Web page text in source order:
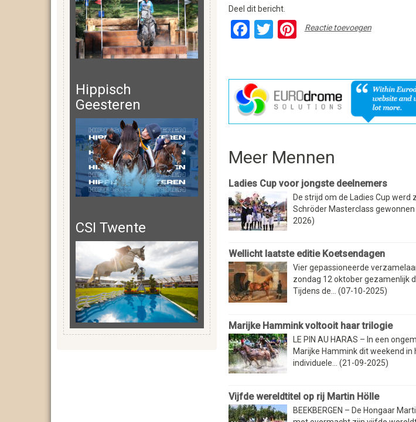
Hippisch
Geesteren
CSI Twente
Deel dit bericht.
Facebook
Twitter
Pinterest
Reactie toevoegen
Meer Mennen
Ladies Cup voor jongste deelnemers
De strijd om de Ladies Cup
Schröder Masterclass
2026)
Wellicht laatste editie Koetsendagen
Vier gepassioneerde
zondag 12 oktober gezamenlijk
Tijdens de... (07-10-2025)
Marijke Hammink voltooit haar trilogie
LE PIN AU HARAS – In een
Marijke Hammink dit weekend in
individuele... (21-09-2025)
Vijfde wereldtitel op rij Martin Hölle
BEEKBERGEN – De Hongaar